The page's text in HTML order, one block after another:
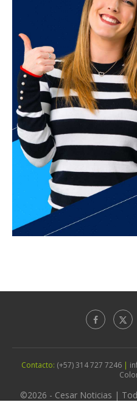
Contacto: (+57) 314 727 7246 |
©2026 - Cesar Noticias |